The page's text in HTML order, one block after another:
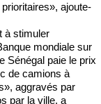
ajoute-
à stimuler
mondiale sur
Sénégal paie le prix
de camions à
aggravés par
par la ville, a